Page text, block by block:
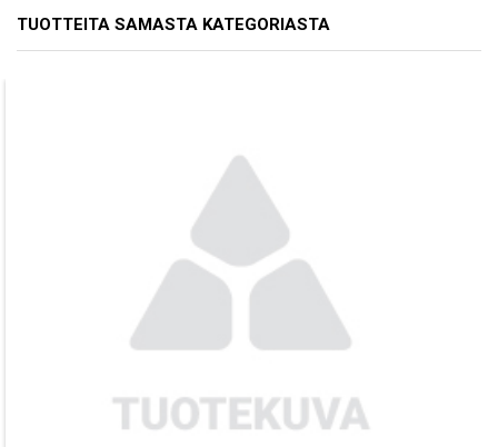
TUOTTEITA SAMASTA KATEGORIASTA